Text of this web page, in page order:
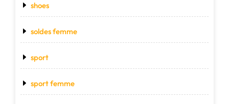
shoes
soldes femme
sport
sport femme